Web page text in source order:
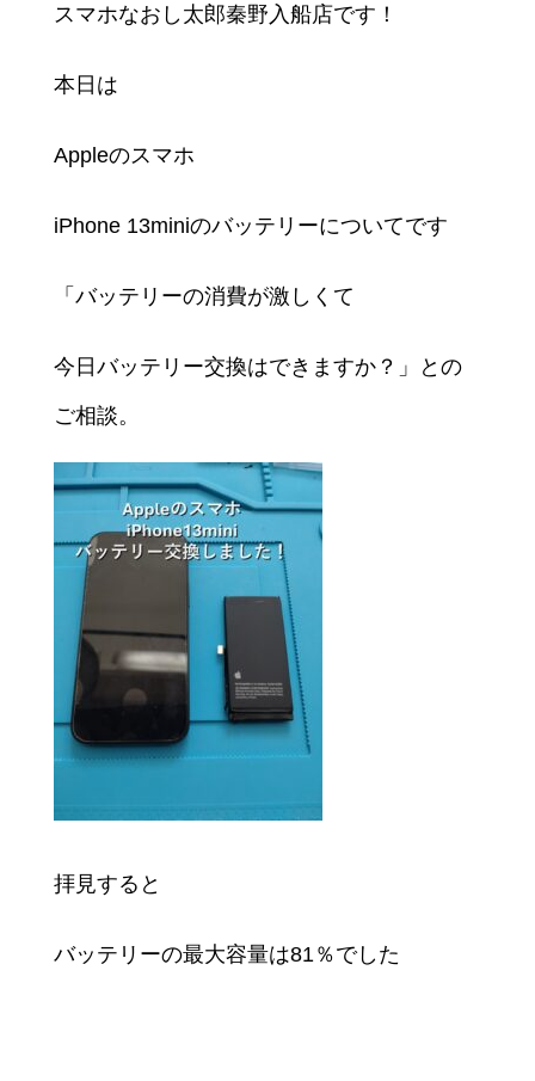
スマホなおし太郎秦野入船店です！
本日は
Appleのスマホ
iPhone 13miniのバッテリーについてです
「バッテリーの消費が激しくて
今日バッテリー交換はできますか？」との
ご相談。
拝見すると
バッテリーの最大容量は81％でした